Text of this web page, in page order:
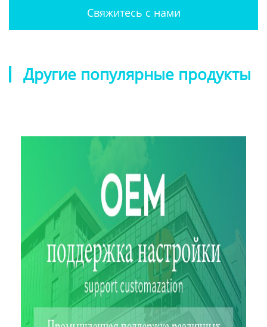
Свяжитесь с нами
Другие популярные продукты